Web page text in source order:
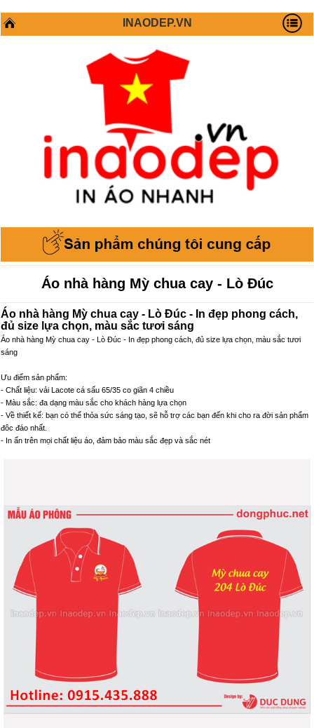
INAODEP.VN
Áo nhà hàng Mỳ chua cay - Lò Đúc
Áo nhà hàng Mỳ chua cay - Lò Đúc - In đẹp phong cách,
đủ size lựa chọn, màu sắc tươi sáng
Áo nhà hàng Mỳ chua cay - Lò Đúc - In đẹp phong cách, đủ size lựa chọn, màu sắc tươi
sáng
Ưu điểm sản phẩm:
- Chất liệu: vải Lacote cá sấu 65/35 co giãn 4 chiều
- Màu sắc: đa dạng màu sắc cho khách hàng lựa chọn
- Về thiết kế: bạn có thể thỏa sức sáng tạo, sẽ hỗ trợ các bạn đến khi cho ra đời sản phẩm
đôc đáo nhất.
- In ấn trên mọi chất liệu áo, đảm bảo màu sắc đẹp và sắc nét